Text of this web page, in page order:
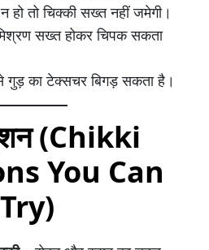
हो तो चिक्की सख्त नहीं जमेगी।
सख्त होकर चिपक सकता
गुड़ का टेक्सचर बिगड़ सकता है।
(Chikki
You Can
Try)